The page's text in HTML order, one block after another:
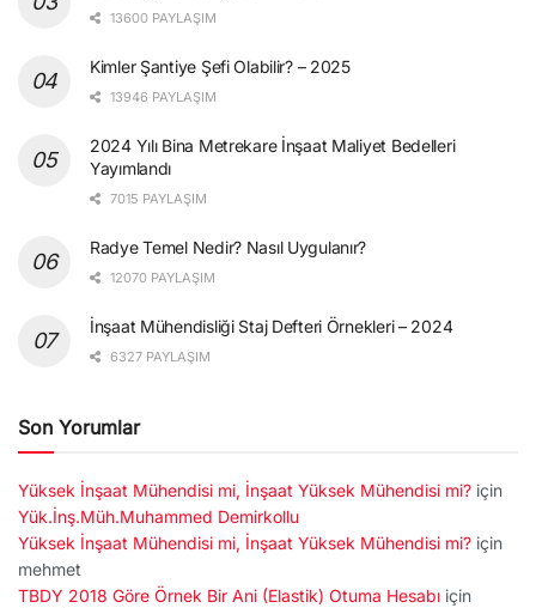
13600 PAYLAŞIM
Kimler Şantiye Şefi Olabilir? – 2025
13946 PAYLAŞIM
2024 Yılı Bina Metrekare İnşaat Maliyet Bedelleri
Yayımlandı
7015 PAYLAŞIM
Radye Temel Nedir? Nasıl Uygulanır?
12070 PAYLAŞIM
İnşaat Mühendisliği Staj Defteri Örnekleri – 2024
6327 PAYLAŞIM
Son Yorumlar
Yüksek İnşaat Mühendisi mi, İnşaat Yüksek Mühendisi mi? için
Yük.İnş.Müh.Muhammed Demirkollu
Yüksek İnşaat Mühendisi mi, İnşaat Yüksek Mühendisi mi? için
mehmet
TBDY 2018 Göre Örnek Bir Ani (Elastik) Otuma Hesabı için